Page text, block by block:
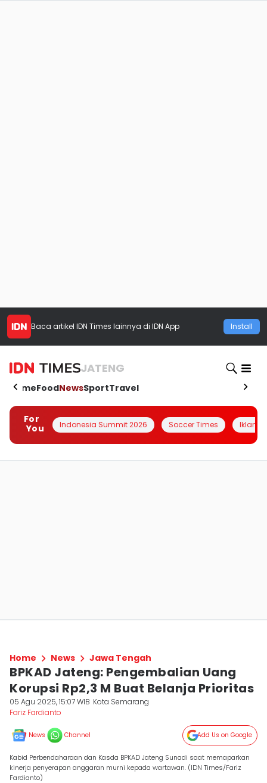
Baca artikel IDN Times lainnya di IDN App Install
JATENG
HomeFoodNewsSportTravel
For
You
Indonesia Summit 2026 Soccer Times Iklanin
Home News Jawa Tengah
BPKAD Jateng: Pengembalian Uang
Korupsi Rp2,3 M Buat Belanja Prioritas
05 Agu 2025, 15:07 WIB Kota Semarang
Fariz Fardianto
News Channel Add Us on Google
Kabid Perbendaharaan dan Kasda BPKAD Jateng Sunadi saat memaparkan
kinerja penyerapan anggaran murni kepada wartawan. (IDN Times/Fariz
Fardianto)